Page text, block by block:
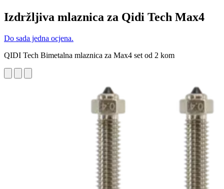
Izdržljiva mlaznica za Qidi Tech Max4
Do sada jedna ocjena.
QIDI Tech Bimetalna mlaznica za Max4 set od 2 kom